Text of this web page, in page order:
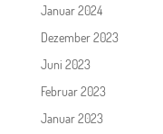
Januar 2024
Dezember 2023
Juni 2023
Februar 2023
Januar 2023